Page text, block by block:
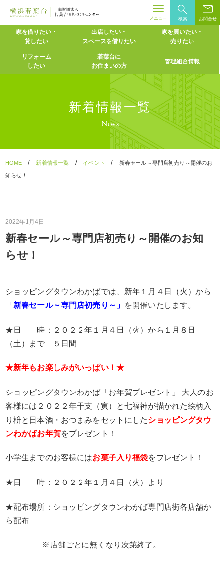
content
メニュー 検索 お問合せ
家を借りたい・
貸したい
出店したい・
スペースを借りたい
家を買いたい・
売りたい
リフォーム
したい
若葉台に
お住まいの方
管理組合情報
新着情報一覧
News
HOME / 新着情報一覧 / イベント / 新春セール～専門店初売り～開催のお
知らせ！
2022年1月4日
新春セール～専門店初売り～開催のお知
らせ！
ショッピングタウンわかばでは、新年１月４日（火）から
「 新春セール～専門店初売り～」 を開催いたします。
★日 時：２０２２年１月４日（火）から１月８日
（土）まで ５日間
★新年もお楽しみがいっぱい！★
ショッピングタウンわかば「お年賀プレゼント」
大人のお
客様には２０２２年干支（寅）と七福神が描かれた絵柄入
り枡と日本酒・おつまみをセットにしたショッピングタウ
ンわかばお年賀をプレゼント！
小学生までのお客様にはお菓子入り福袋をプレゼント！
★日 時：２０２２年１月４日（火）より
★配布場所：ショッピングタウンわかば専門店街各店舗か
ら配布
※店舗ごとに無くなり次第終了。